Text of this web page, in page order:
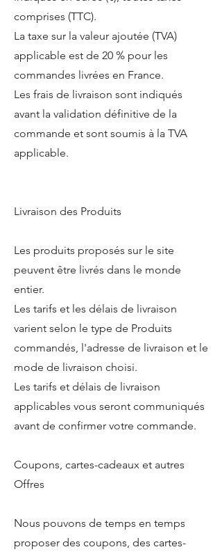
comprises (TTC).
La taxe sur la valeur ajoutée (TVA)
applicable est de 20 % pour les
commandes livrées en France.
Les frais de livraison sont indiqués
avant la validation définitive de la
commande et sont soumis à la TVA
applicable.
Livraison des Produits
Les produits proposés sur le site
peuvent être livrés dans le monde
entier.
Les tarifs et les délais de livraison
varient selon le type de Produits
commandés, l'adresse de livraison et le
mode de livraison choisi.
Les tarifs et délais de livraison
applicables vous seront communiqués
avant de confirmer votre commande.
Coupons, cartes-cadeaux et autres
Offres
Nous pouvons de temps en temps
proposer des coupons, des cartes-